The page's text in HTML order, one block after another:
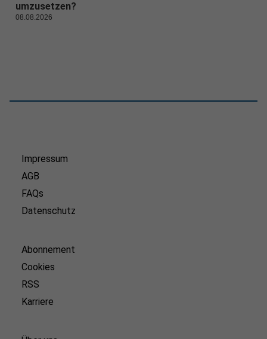
umzusetzen?
08.08.2026
Impressum
AGB
FAQs
Datenschutz
Abonnement
Cookies
RSS
Karriere